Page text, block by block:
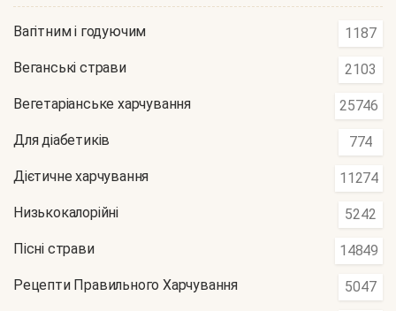
Вагітним і годуючим 1187
Веганські страви 2103
Вегетаріанське харчування 25746
Для діабетиків 774
Дієтичне харчування 11274
Низькокалорійні 5242
Пісні страви 14849
Рецепти Правильного Харчування 5047